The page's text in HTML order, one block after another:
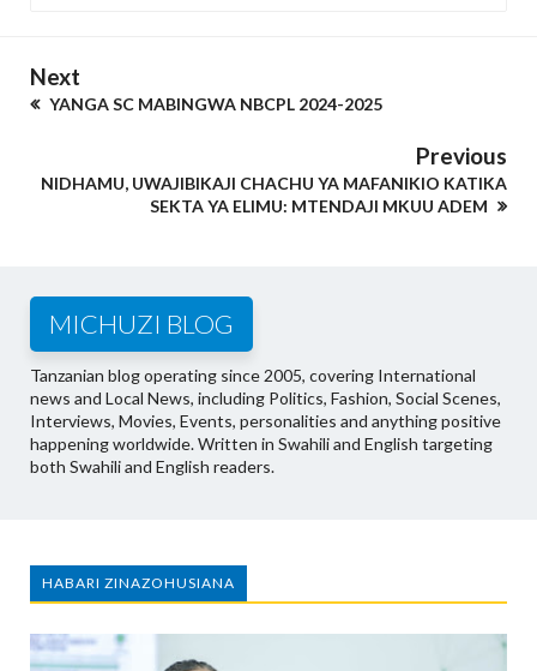
Next
YANGA SC MABINGWA NBCPL 2024-2025
Previous
NIDHAMU, UWAJIBIKAJI CHACHU YA MAFANIKIO KATIKA
SEKTA YA ELIMU: MTENDAJI MKUU ADEM
MICHUZI BLOG
Tanzanian blog operating since 2005, covering International
news and Local News, including Politics, Fashion, Social Scenes,
Interviews, Movies, Events, personalities and anything positive
happening worldwide. Written in Swahili and English targeting
both Swahili and English readers.
HABARI ZINAZOHUSIANA